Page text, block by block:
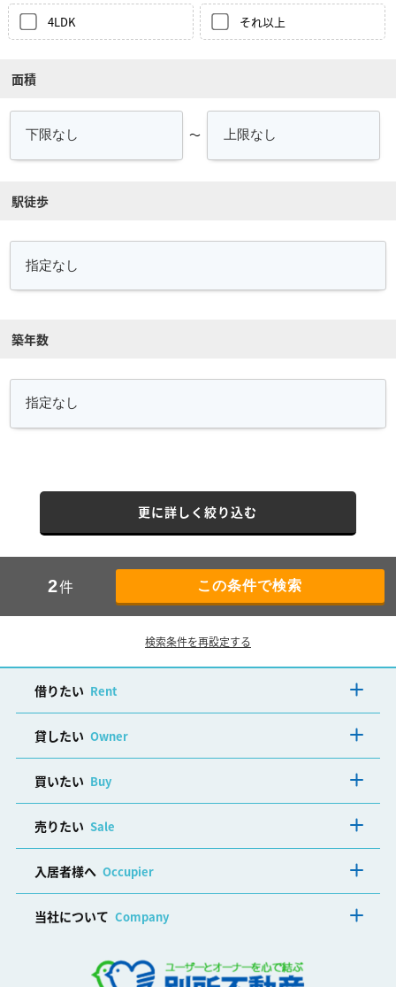
4LDK それ以上
面積
～
駅徒歩
築年数
更に詳しく絞り込む
2件
検索条件を再設定する
借りたい Rent
貸したい Owner
買いたい Buy
売りたい Sale
入居者様へ Occupier
当社について Company